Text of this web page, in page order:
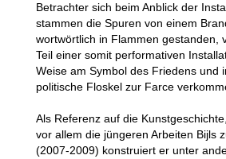
Betrachter sich beim Anblick der
stammen die Spuren von einem
wortwörtlich in Flammen gestanden,
Teil einer somit performativen
Weise am Symbol des Friedens und
politische Floskel zur Farce
Als Referenz auf die
vor allem die jüngeren Arbeiten Bijls
(2007-2009) konstruiert er unter